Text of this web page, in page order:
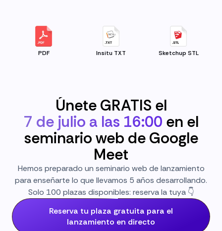
PDF Insitu TXT Sketchup STL
Únete GRATIS el
7 de julio a las 16:00 en el
seminario web de Google
Meet
Hemos preparado un seminario web de lanzamiento
para enseñarte lo que llevamos 5 años desarrollando.
Solo 100 plazas disponibles: reserva la tuya 👇
Reserva tu plaza gratuita para el
lanzamiento en directo